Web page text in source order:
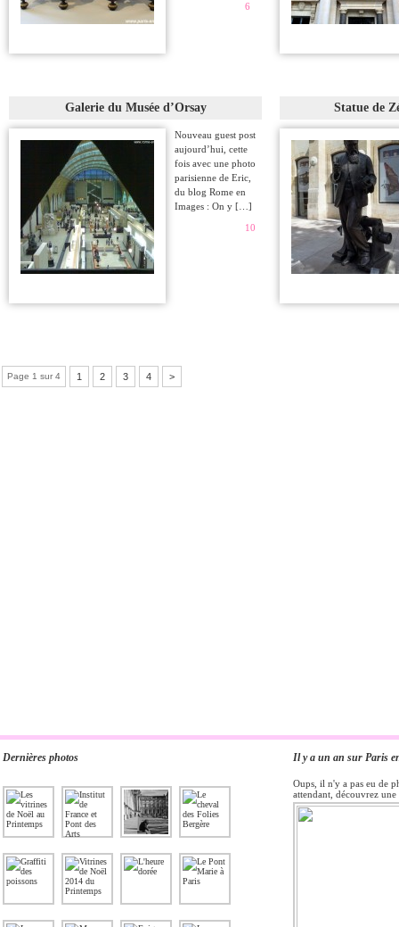
6
Galerie du Musée d’Orsay
Nouveau guest post
aujourd’hui, cette
fois avec une photo
parisienne de Eric,
du blog Rome en
Images : On y […]
10
Statue de
Page 1 sur 4 1 2 3 4 >
Dernières photos Il y a un an sur Paris
Oups, il n'y a pas eu de
attendant, découvrez